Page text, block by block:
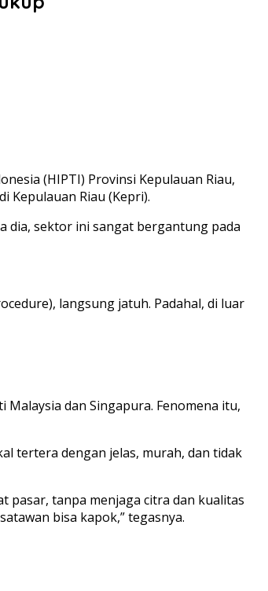
(HIPTI) Provinsi Kepulauan Riau,
Kepulauan Riau (Kepri).
dia, sektor ini sangat bergantung pada
langsung jatuh. Padahal, di luar
dan Singapura. Fenomena itu,
tertera dengan jelas, murah, dan tidak
pasar, tanpa menjaga citra dan kualitas
bisa kapok,” tegasnya.